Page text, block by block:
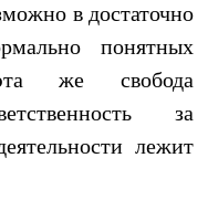
в достаточно
понятных
же свобода
за
лежит